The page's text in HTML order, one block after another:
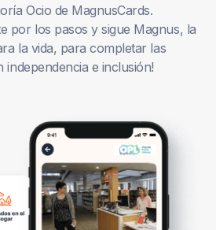
Ocio de MagnusCards.
por los pasos y sigue Magnus, la
la vida, para completar las
independencia e inclusión!